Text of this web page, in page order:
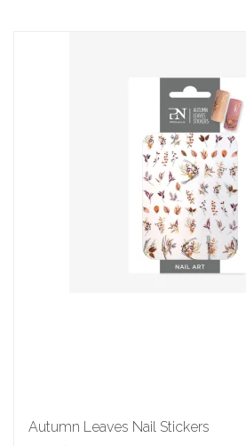
Autumn Leaves Nail Stickers